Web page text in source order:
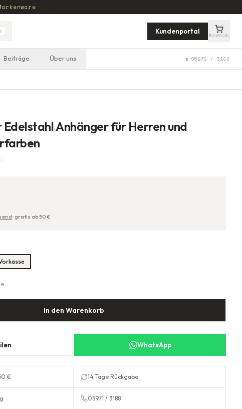
K Kundenportal
Warenkorb
Beiträge Über uns ☎ 05971 / 3188
Anhänger für Herren und
·gratis ab 50€
In den Warenkorb
WhatsApp
€ 14 Tage Rückgabe
05971 / 3188